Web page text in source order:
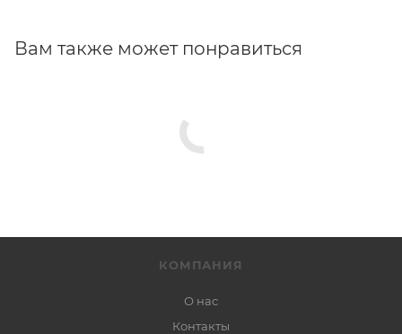
Вам также может понравиться
КОМПАНИЯ
О нас
Контакты